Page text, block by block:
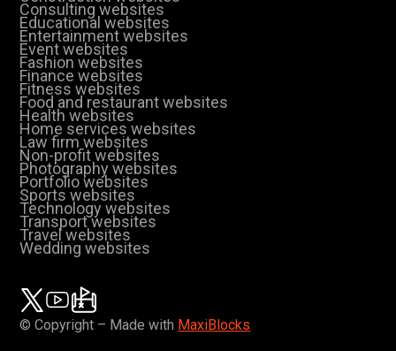
Consulting websites
Educational websites
Entertainment websites
Event websites
Fashion websites
Finance websites
Fitness websites
Food and restaurant websites
Health websites
Home services websites
Law firm websites
Non-profit websites
Photography websites
Portfolio websites
Sports websites
Technology websites
Transport websites
Travel websites
Wedding websites
© Copyright – Made with MaxiBlocks